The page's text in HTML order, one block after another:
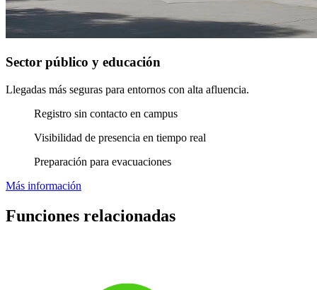
Sector público y educación
Llegadas más seguras para entornos con alta afluencia.
Registro sin contacto en campus
Visibilidad de presencia en tiempo real
Preparación para evacuaciones
Más información
Funciones relacionadas